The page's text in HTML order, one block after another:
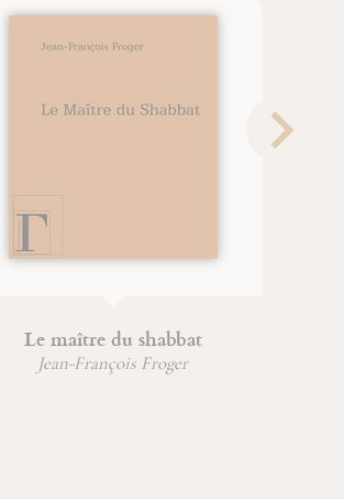
Le maître du shabbat
Jean-François Froger